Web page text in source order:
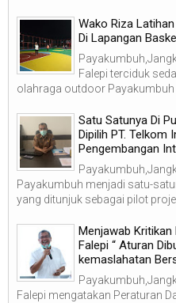
Wako Riza
Di Lapangan
Falepi terciduk
olahraga outdoor Payakumbuh
Satu Satunya Di
Dipilih PT. Telkom
Pengembangan
Payakumbuh menjadi satu-
yang ditunjuk sebagai pilot
Menjawab
Falepi “ Aturan
kemaslahatan
Falepi mengatakan Peraturan